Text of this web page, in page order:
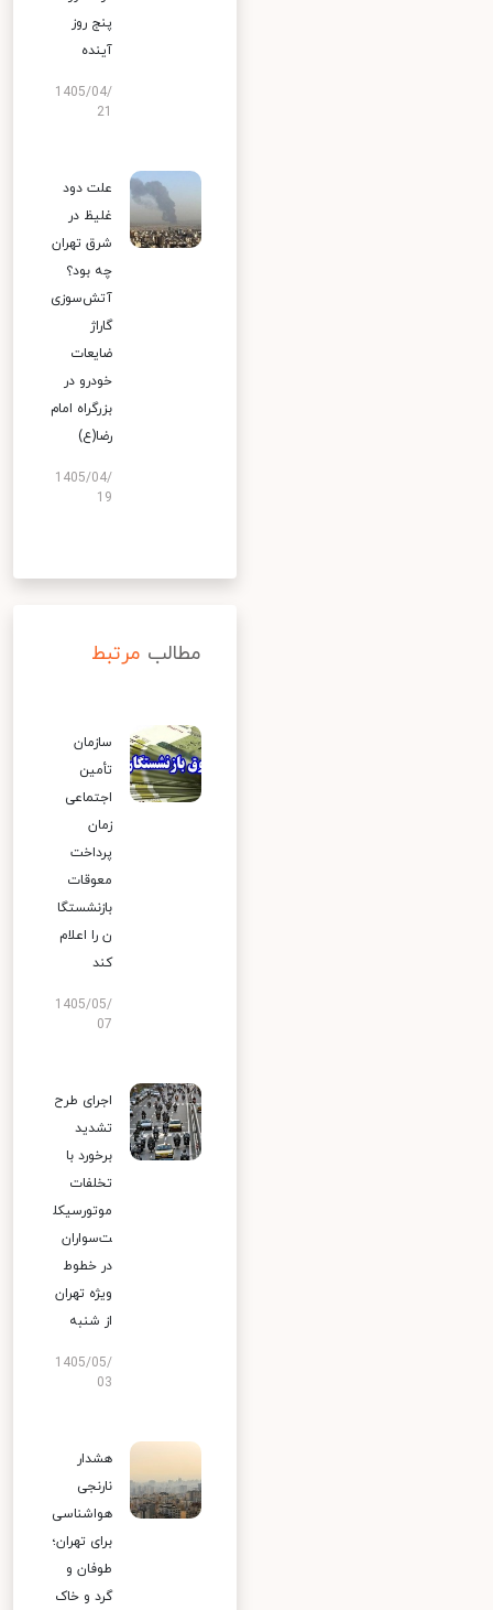
پنج روز
آینده
1405/04/
علت دود
غلیظ در
شرق تهران
چه بود؟
آتش‌سوزی
گاراژ
ضایعات
خودرو در
بزرگراه امام
رضا(ع)
1405/04/
19
مطالب مرتبط
سازمان
تأمین
اجتماعی
زمان
پرداخت
معوقات
بازنشستگا
ن را اعلام
کند
1405/05/
07
اجرای طرح
تشدید
برخورد با
تخلفات
موتورسیکل
ت‌سواران
در خطوط
ویژه تهران
از شنبه
1405/05/
03
هشدار
نارنجی
هواشناسی
برای تهران؛
طوفان و
گرد و خاک